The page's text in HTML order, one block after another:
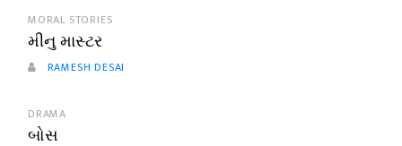
MORAL STORIES
મીનુ માસ્ટર
RAMESH DESAI
DRAMA
બોસ